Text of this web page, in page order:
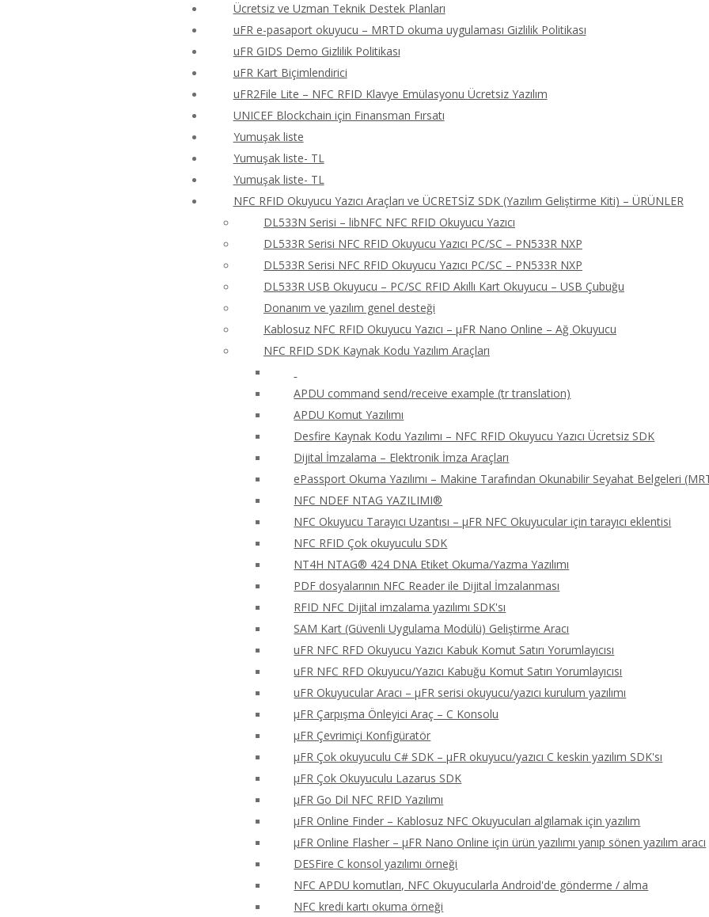
Ücretsiz ve Uzman Teknik Destek Planları
uFR e-pasaport okuyucu – MRTD okuma uygulaması Gizlilik Politikası
uFR GIDS Demo Gizlilik Politikası
uFR Kart Biçimlendirici
uFR2File Lite – NFC RFID Klavye Emülasyonu Ücretsiz Yazılım
UNICEF Blockchain için Finansman Fırsatı
Yumuşak liste
Yumuşak liste- TL
Yumuşak liste- TL
NFC RFID Okuyucu Yazıcı Araçları ve ÜCRETSİZ SDK (Yazılım Geliştirme Kiti) – ÜRÜNLER
DL533N Serisi – libNFC NFC RFID Okuyucu Yazıcı
DL533R Serisi NFC RFID Okuyucu Yazıcı PC/SC – PN533R NXP
DL533R Serisi NFC RFID Okuyucu Yazıcı PC/SC – PN533R NXP
DL533R USB Okuyucu – PC/SC RFID Akıllı Kart Okuyucu – USB Çubuğu
Donanım ve yazılım genel desteği
Kablosuz NFC RFID Okuyucu Yazıcı – μFR Nano Online – Ağ Okuyucu
NFC RFID SDK Kaynak Kodu Yazılım Araçları
APDU command send/receive example (tr translation)
APDU Komut Yazılımı
Desfire Kaynak Kodu Yazılımı – NFC RFID Okuyucu Yazıcı Ücretsiz SDK
Dijital İmzalama – Elektronik İmza Araçları
ePassport Okuma Yazılımı – Makine Tarafından Okunabilir Seyahat Belgeleri
NFC NDEF NTAG YAZILIMI®
NFC Okuyucu Tarayıcı Uzantısı – μFR NFC Okuyucular için tarayıcı eklentisi
NFC RFID Çok okuyuculu SDK
NT4H NTAG® 424 DNA Etiket Okuma/Yazma Yazılımı
PDF dosyalarının NFC Reader ile Dijital İmzalanması
RFID NFC Dijital imzalama yazılımı SDK'sı
SAM Kart (Güvenli Uygulama Modülü) Geliştirme Aracı
uFR NFC RFD Okuyucu Yazıcı Kabuk Komut Satırı Yorumlayıcısı
uFR NFC RFD Okuyucu/Yazıcı Kabuğu Komut Satırı Yorumlayıcısı
uFR Okuyucular Aracı – μFR serisi okuyucu/yazıcı kurulum yazılımı
μFR Çarpışma Önleyici Araç – C Konsolu
μFR Çevrimiçi Konfigüratör
μFR Çok okuyuculu C# SDK – μFR okuyucu/yazıcı C keskin yazılım SDK'sı
μFR Çok Okuyuculu Lazarus SDK
μFR Go Dil NFC RFID Yazılımı
μFR Online Finder – Kablosuz NFC Okuyucuları algılamak için yazılım
μFR Online Flasher – μFR Nano Online için ürün yazılımı yanıp sönen yazılım aracı
DESFire C konsol yazılımı örneği
NFC APDU komutları, NFC Okuyucularla Android'de gönderme / alma
NFC kredi kartı okuma örneği